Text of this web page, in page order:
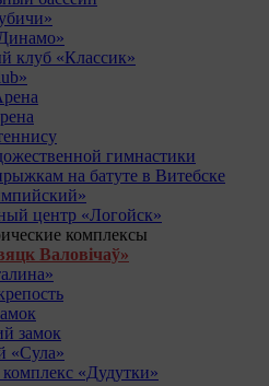
клуб «Классик»
гимнастики
на батуте в Витебске
центр «Логойск»
комплексы
Валовічаў»
замок
«Сула»
«Дудутки»